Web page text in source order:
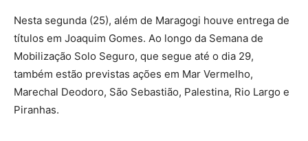
Nesta segunda (25), além de Maragogi houve entrega de
títulos em Joaquim Gomes. Ao longo da Semana de
Mobilização Solo Seguro, que segue até o dia 29,
também estão previstas ações em Mar Vermelho,
Marechal Deodoro, São Sebastião, Palestina, Rio Largo e
Piranhas.